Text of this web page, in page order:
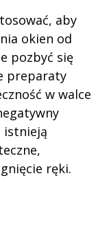
aby
okien od
pozbyć się
preparaty
w walce
istnieją
ręki.